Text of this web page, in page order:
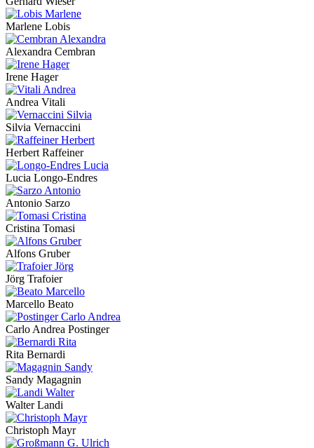
Marlene Lobis
Alexandra Cembran
Irene Hager
Andrea Vitali
Silvia Vernaccini
Herbert Raffeiner
Lucia Longo-Endres
Antonio Sarzo
Cristina Tomasi
Alfons Gruber
Jörg Trafoier
Marcello Beato
Carlo Andrea Postinger
Rita Bernardi
Sandy Magagnin
Walter Landi
Christoph Mayr